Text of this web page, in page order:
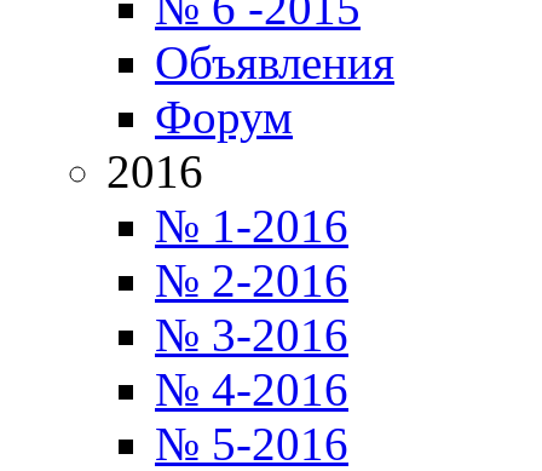
Объявления
Форум
2016
№ 1-2016
№ 2-2016
№ 3-2016
№ 4-2016
№ 5-2016